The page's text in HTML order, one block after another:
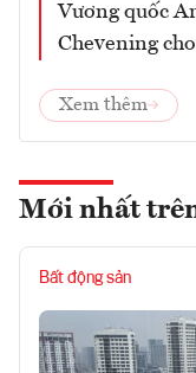
Vương quốc
Chevening
Xem thêm
Mới nhất
Bất động sản